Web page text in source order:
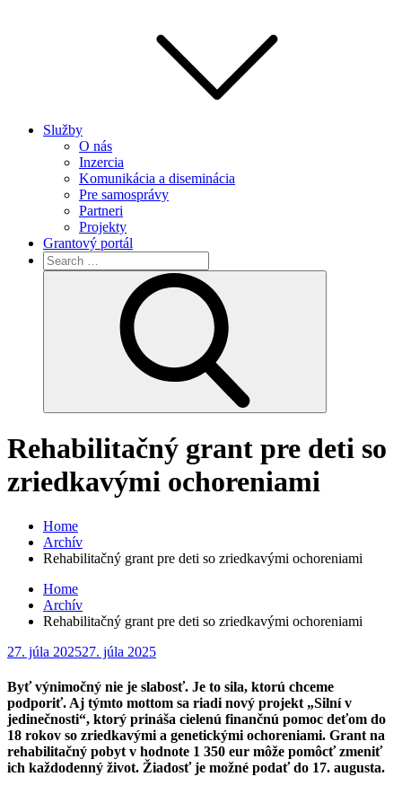
Služby
O nás
Inzercia
Komunikácia a diseminácia
Pre samosprávy
Partneri
Projekty
Grantový portál
Search
for:
Rehabilitačný grant pre deti so
zriedkavými ochoreniami
Home
Archív
Rehabilitačný grant pre deti so zriedkavými ochoreniami
Home
Archív
Rehabilitačný grant pre deti so zriedkavými ochoreniami
Posted
27. júla 202527. júla 2025
Byť výnimočný nie je slabosť. Je to sila, ktorú chceme
podporiť. Aj týmto mottom sa riadi nový projekt „Silní v
jedinečnosti“, ktorý prináša cielenú finančnú pomoc deťom do
18 rokov so zriedkavými a genetickými ochoreniami. Grant na
rehabilitačný pobyt v hodnote 1 350 eur môže pomôcť zmeniť
ich každodenný život. Žiadosť je možné podať do 17. augusta.